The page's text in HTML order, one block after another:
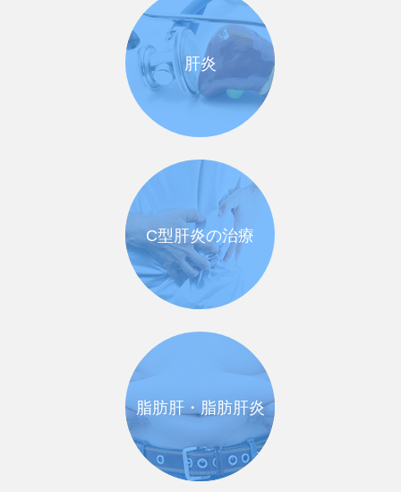
肝炎
C型肝炎の治療
脂肪肝・脂肪肝炎